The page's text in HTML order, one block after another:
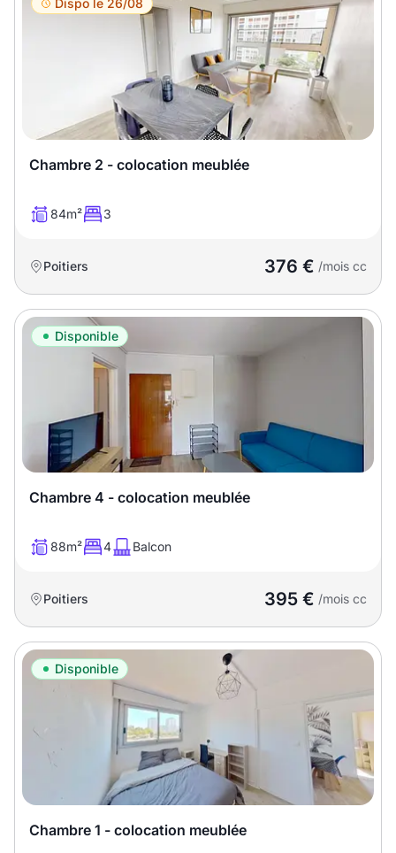
Dispo le 26/08
Chambre 2 - colocation meublée
84m² 3
Poitiers 376 € /mois cc
Disponible
Chambre 4 - colocation meublée
88m² 4 Balcon
Poitiers 395 € /mois cc
Disponible
Chambre 1 - colocation meublée